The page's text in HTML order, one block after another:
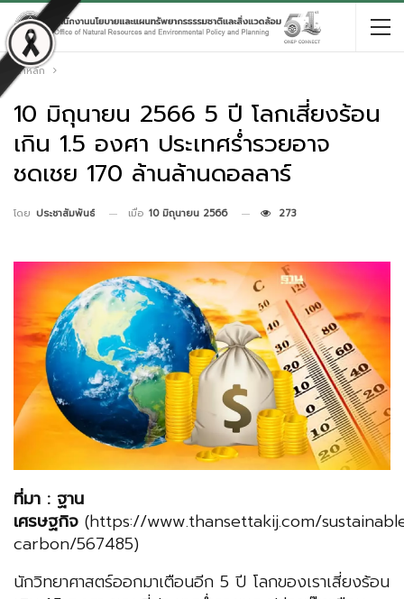
หน้าหลัก
10 มิถุนายน 2566 5 ปี โลกเสี่ยงร้อน
เกิน 1.5 องศา ประเทศร่ำรวยอาจ
ชดเชย 170 ล้านล้านดอลลาร์
โดย ประชาสัมพันธ์ เมื่อ 10 มิถุนายน 2566 273
ที่มา : ฐาน
เศรษฐกิจ (https://www.thansettakij.com/
carbon/567485)
นักวิทยาศาสตร์ออกมาเตือนอีก 5 ปี โลกของเราเสี่ยงร้อน